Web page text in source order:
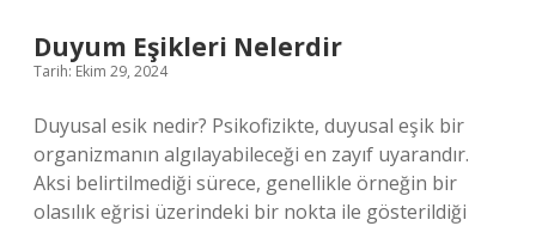
Duyum Eşikleri Nelerdir
Tarih: Ekim 29, 2024
Duyusal esik nedir? Psikofizikte, duyusal eşik bir
organizmanın algılayabileceği en zayıf uyarandır.
Aksi belirtilmediği sürece, genellikle örneğin bir
olasılık eğrisi üzerindeki bir nokta ile gösterildiği